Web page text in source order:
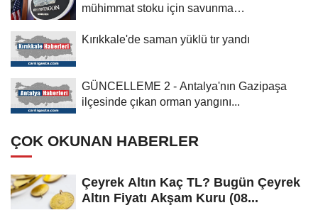
mühimmat stoku için savunma
Kırıkkale'de saman yüklü tır yandı
GÜNCELLEME 2 - Antalya'nın Gazipaşa
ilçesinde çıkan orman yangını...
ÇOK OKUNAN HABERLER
Çeyrek Altın Kaç TL? Bugün Çeyrek
Altın Fiyatı Akşam Kuru (08...